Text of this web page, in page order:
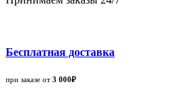
Бесплатная доставка
при заказе от 3 000₽